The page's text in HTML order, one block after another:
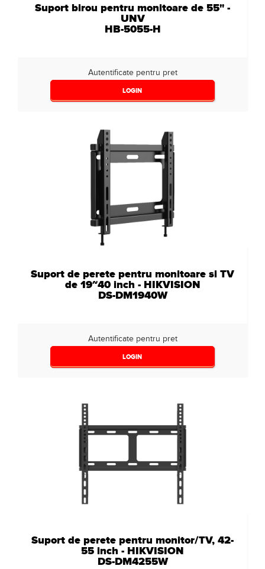
Suport birou pentru monitoare de 55" -
UNV
HB-5055-H
Autentificate pentru pret
LOGIN
Suport de perete pentru monitoare si TV
de 19~40 inch - HIKVISION
DS-DM1940W
Autentificate pentru pret
LOGIN
Suport de perete pentru monitor/TV, 42-
55 inch - HIKVISION
DS-DM4255W